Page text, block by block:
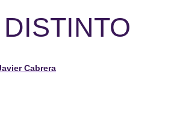
Cabrera